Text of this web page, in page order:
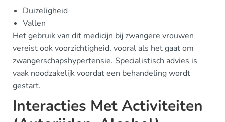
Duizeligheid
Vallen
Het gebruik van dit medicijn bij zwangere vrouwen
vereist ook voorzichtigheid, vooral als het gaat om
zwangerschapshypertensie. Specialistisch advies is
vaak noodzakelijk voordat een behandeling wordt
gestart.
Interacties Met Activiteiten